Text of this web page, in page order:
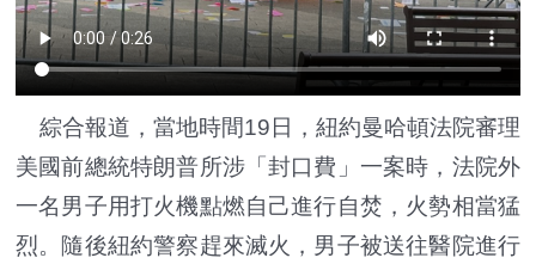
綜合報道，當地時間19日，紐約曼哈頓法院審理
美國前總統特朗普所涉「封口費」一案時，法院外
一名男子用打火機點燃自己進行自焚，火勢相當猛
烈。隨後紐約警察趕來滅火，男子被送往醫院進行